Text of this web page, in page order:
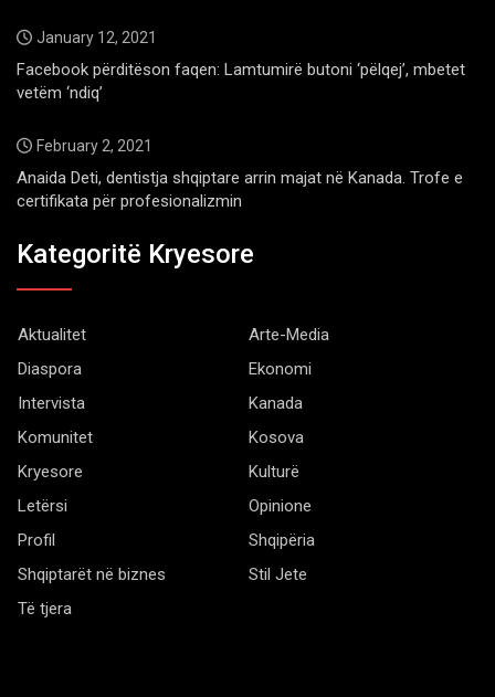
January 12, 2021
Facebook përditëson faqen: Lamtumirë butoni ‘pëlqej’, mbetet
vetëm ‘ndiq’
February 2, 2021
Anaida Deti, dentistja shqiptare arrin majat në Kanada. Trofe e
certifikata për profesionalizmin
Kategoritë Kryesore
Aktualitet
Arte-Media
Diaspora
Ekonomi
Intervista
Kanada
Komunitet
Kosova
Kryesore
Kulturë
Letërsi
Opinione
Profil
Shqipëria
Shqiptarët në biznes
Stil Jete
Të tjera